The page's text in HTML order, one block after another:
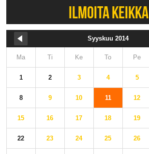
ILMOITA KEIKKA
Syyskuu 2014
Ma Ti Ke To Pe
1 2 3 4 5
8 9 10 11 12
15 16 17 18 19
22 23 24 25 26